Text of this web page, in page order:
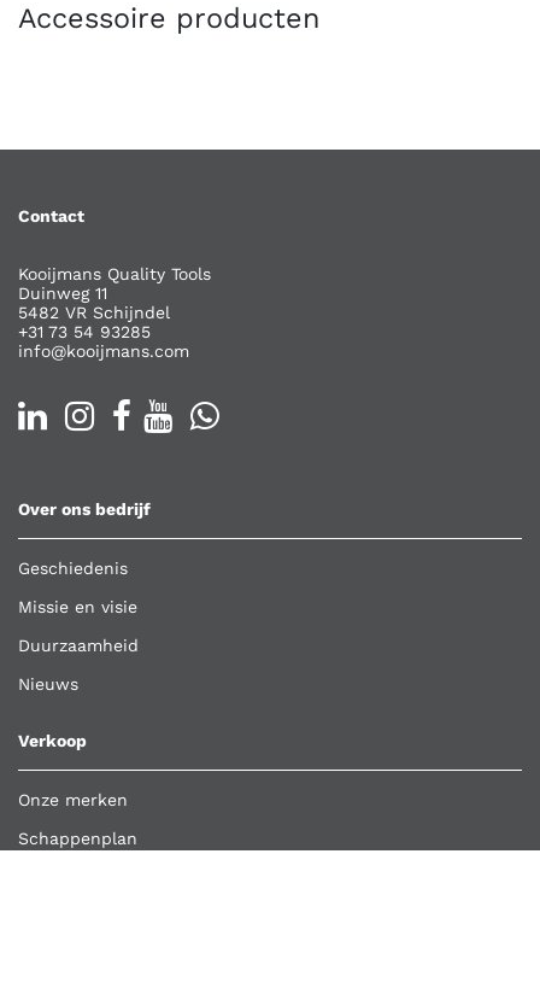
Accessoire producten
Contact
Kooijmans Quality Tools
Duinweg 11
5482 VR Schijndel
+31 73 54 93285
info@kooijmans.com
Over ons bedrijf
Geschiedenis
Missie en visie
Duurzaamheid
Nieuws
Verkoop
Onze merken
Schappenplan